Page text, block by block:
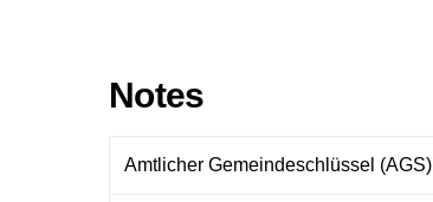
Notes
Amtlicher Gemeindeschlüssel (AGS)